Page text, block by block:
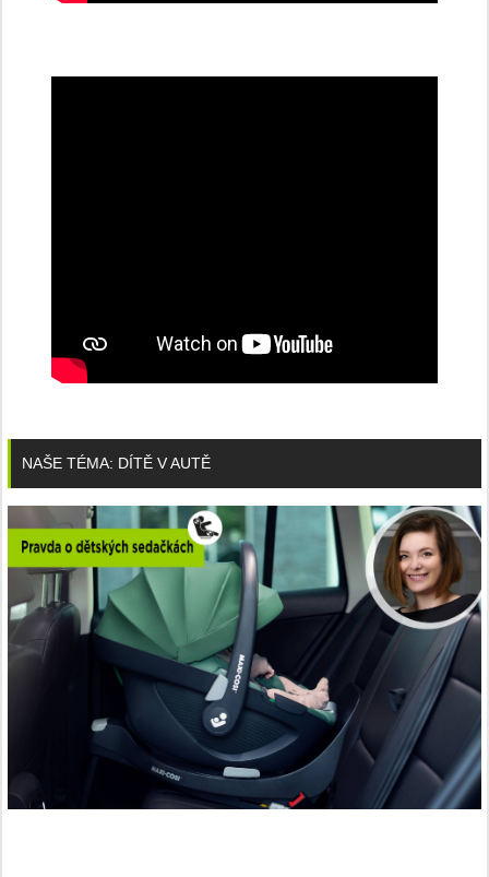
NAŠE TÉMA: DÍTĚ V AUTĚ